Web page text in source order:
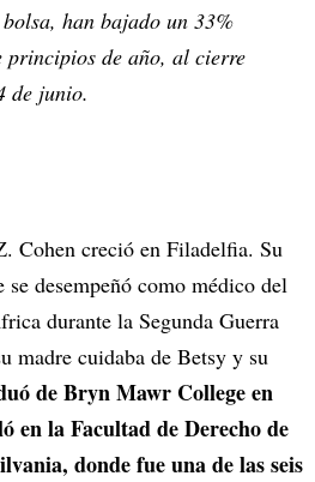
han bajado un 33%
principios de año, al cierre
de junio.
Cohen creció en Filadelfia. Su
desempeñó como médico del
durante la Segunda Guerra
madre cuidaba de Betsy y su
de Bryn Mawr College en
en la Facultad de Derecho de
donde fue una de las seis